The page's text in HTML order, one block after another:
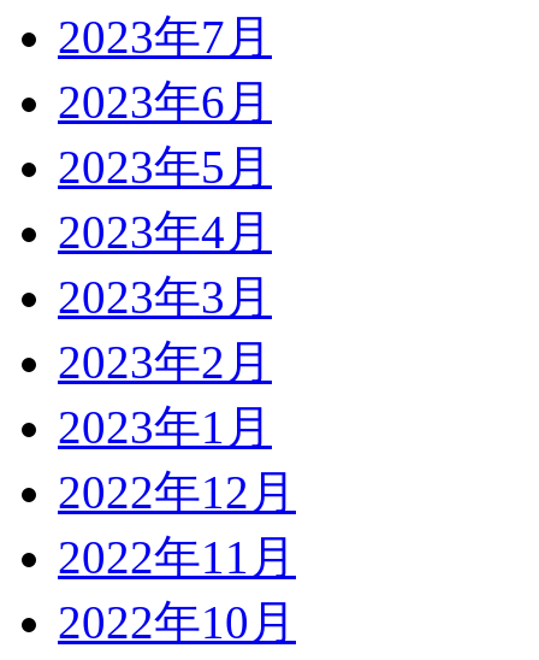
2023年7月
2023年6月
2023年5月
2023年4月
2023年3月
2023年2月
2023年1月
2022年12月
2022年11月
2022年10月